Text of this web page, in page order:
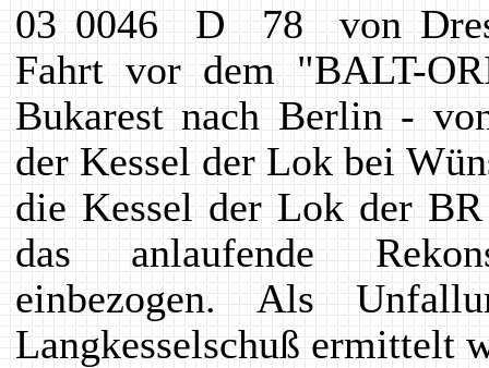
03 0046 D 78 von
Fahrt vor dem "BALT-
Bukarest nach Berlin -
der Kessel der Lok bei
die Kessel der Lok der
das anlaufende
einbezogen. Als
Langkesselschuß ermittelt